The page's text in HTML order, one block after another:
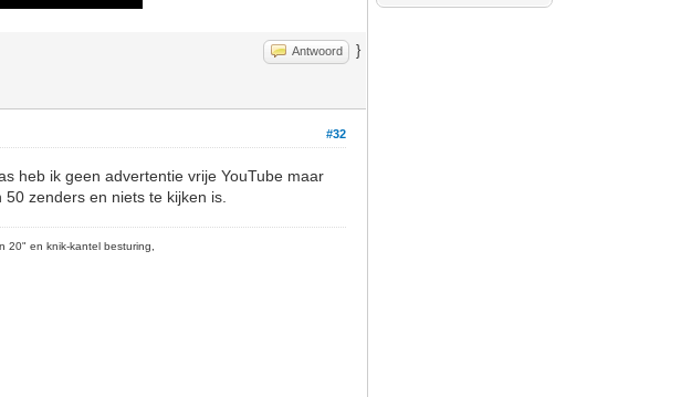
Antwoord }
#32
heb ik geen advertentie vrije YouTube maar
zenders en niets te kijken is.
20" en knik-kantel besturing,